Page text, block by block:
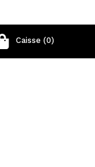
Caisse (0)